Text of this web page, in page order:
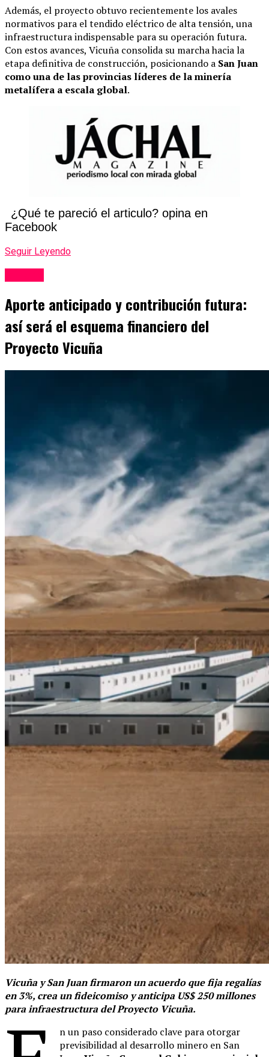
Además, el proyecto obtuvo recientemente los avales
normativos para el tendido eléctrico de alta tensión, una
infraestructura indispensable para su operación futura.
Con estos avances, Vicuña consolida su marcha hacia la
etapa definitiva de construcción, posicionando a San Juan
como una de las provincias líderes de la minería
metalífera a escala global.
¿Qué te pareció el articulo? opina en
Facebook
Seguir Leyendo
Aporte anticipado y contribución futura:
así será el esquema financiero del
Proyecto Vicuña
Vicuña y San Juan firmaron un acuerdo que fija regalías
en 3%, crea un fideicomiso y anticipa US$ 250 millones
para infraestructura del Proyecto Vicuña.
n un paso considerado clave para otorgar
previsibilidad al desarrollo minero en San